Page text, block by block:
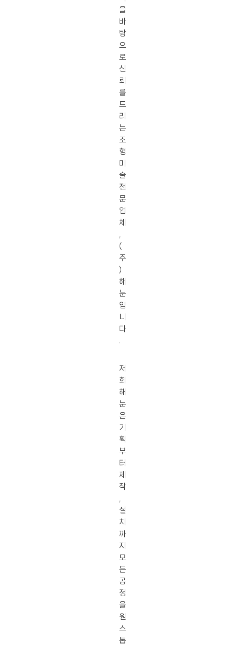
을
바
탕
으
로
신
뢰
를
드
리
는
조
형
미
술
전
문
업
체
,
(
주
)
해
눈
입
니
다
.
저
희
해
눈
은
기
획
부
터
제
작
설
치
까
지
모
든
공
정
을
원
스
톱